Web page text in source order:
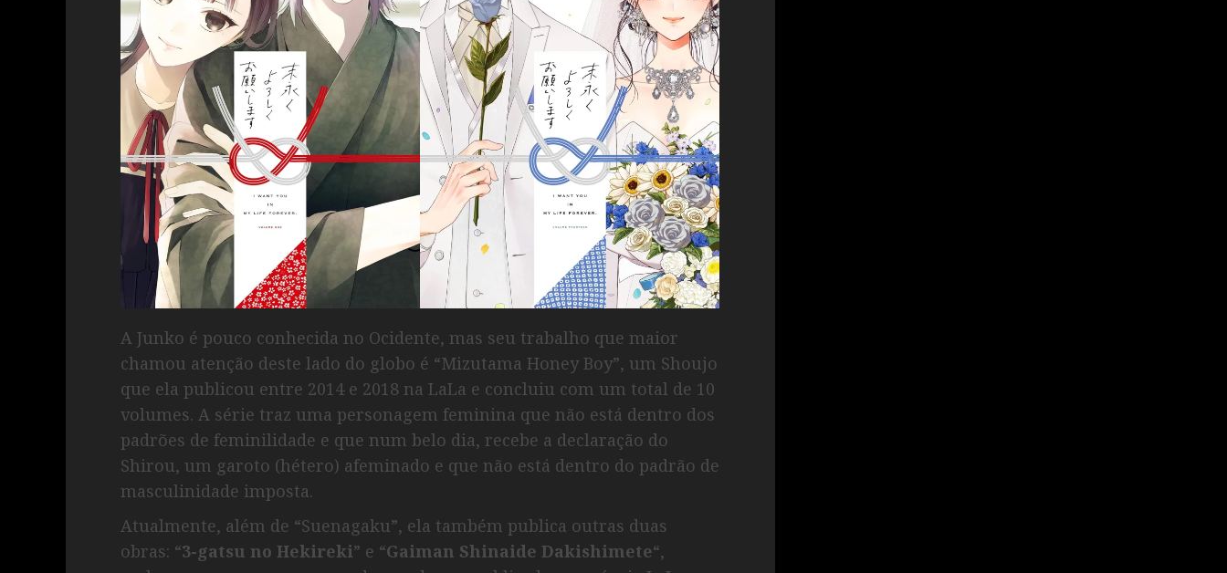
A Junko é pouco conhecida no Ocidente, mas seu trabalho que maior
chamou atenção deste lado do globo é “Mizutama Honey Boy”, um Shoujo
que ela publicou entre 2014 e 2018 na LaLa e concluiu com um total de 10
volumes. A série traz uma personagem feminina que não está dentro dos
padrões de feminilidade e que num belo dia, recebe a declaração do
Shirou, um garoto (hétero) afeminado e que não está dentro do padrão de
masculinidade imposta.
Atualmente, além de “Suenagaku”, ela também publica outras duas
obras: “3-gatsu no Hekireki” e “Gaiman Shinaide Dakishimete“,